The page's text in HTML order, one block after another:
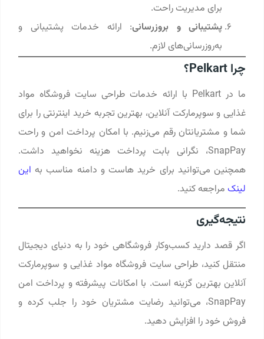
برای مدیریت راحت.
پشتیبانی و بروزرسانی: ارائه خدمات پشتیبانی و
به‌روزرسانی‌های لازم.
چرا Pelkart؟
ما در Pelkart با ارائه خدمات طراحی سایت فروشگاه مواد
غذایی و سوپرمارکت آنلاین، بهترین تجربه خرید اینترنتی را برای
شما و مشتریانتان رقم می‌زنیم. با امکان پرداخت امن و راحت
SnapPay، نگرانی بابت پرداخت هزینه نخواهید داشت.
همچنین می‌توانید برای خرید هاست و دامنه مناسب بهاین
لینکمراجعه کنید.
نتیجه‌گیری
اگر قصد دارید کسب‌وکار فروشگاهی خود را به دنیای دیجیتال
منتقل کنید، طراحی سایت فروشگاه مواد غذایی و سوپرمارکت
آنلاین بهترین گزینه است. با امکانات پیشرفته و پرداخت امن
SnapPay، می‌توانید رضایت مشتریان خود را جلب کرده و
فروش خود را افزایش دهید.